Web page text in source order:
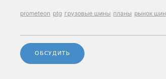
prometeon ptg грузовые шины планы рынок шин
ОБСУДИТЬ